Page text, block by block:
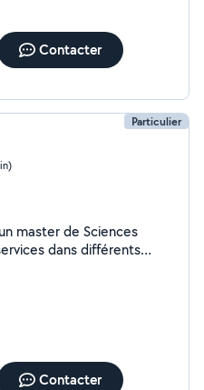
Contacter
Particulier
dans différents
Contacter